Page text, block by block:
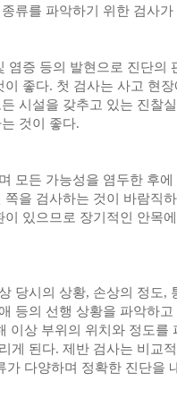
류를 파악하기 위한 검사
염증 등의 발현으로 진단의
좋다. 첫 검사는 사고 현
시설을 갖추고 있는 진찰
것이 좋다.
모든 가능성을 염두한 후
을 검사하는 것이 바람직
있으므로 장기적인 안목
당시의 상황, 손상의 정도,
등의 선행 상황을 파악하
이상 부위의 위치와 정도
게 된다. 제반 검사는 비교
가 다양하며 정확한 진단을